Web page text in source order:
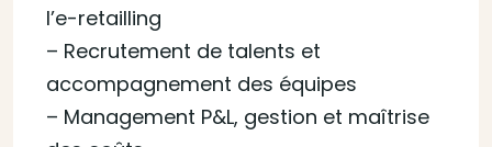
l’e-retailling
– Recrutement de talents et
accompagnement des équipes
– Management P&L, gestion et maîtrise